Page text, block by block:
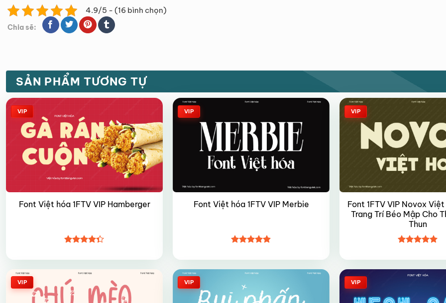
4.9/5 - (16 bình chọn)
Chia sẽ:
SẢN PHẨM TƯƠNG TỰ
VIP
Font Việt hóa 1FTV VIP Hamberger
hạng4.35
VIP
Font Việt hóa 1FTV VIP Merbie
hạng4.85
VIP
Font 1FTV VIP Novox
Trang Trí Béo Mập Cho
Thun
hạng4.95
VIP VIP VIP